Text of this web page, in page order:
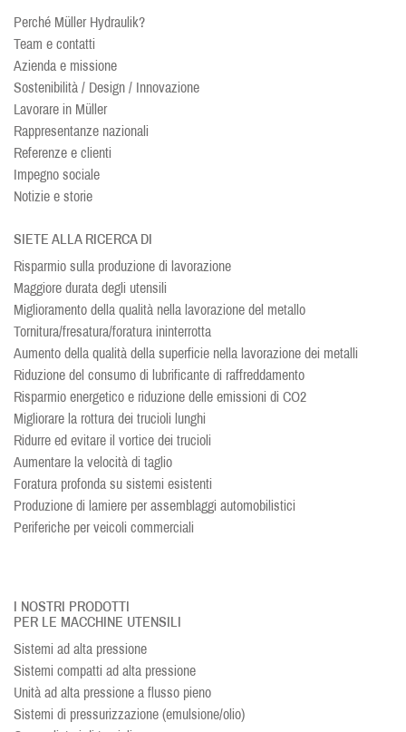
Perché Müller Hydraulik?
Team e contatti
Azienda e missione
Sostenibilità / Design / Innovazione
Lavorare in Müller
Rappresentanze nazionali
Referenze e clienti
Impegno sociale
Notizie e storie
SIETE ALLA RICERCA DI
Risparmio sulla produzione di lavorazione
Maggiore durata degli utensili
Miglioramento della qualità nella lavorazione del metallo
Tornitura/fresatura/foratura ininterrotta
Aumento della qualità della superficie nella lavorazione dei metalli
Riduzione del consumo di lubrificante di raffreddamento
Risparmio energetico e riduzione delle emissioni di CO2
Migliorare la rottura dei trucioli lunghi
Ridurre ed evitare il vortice dei trucioli
Aumentare la velocità di taglio
Foratura profonda su sistemi esistenti
Produzione di lamiere per assemblaggi automobilistici
Periferiche per veicoli commerciali
I NOSTRI PRODOTTI
PER LE MACCHINE UTENSILI
Sistemi ad alta pressione
Sistemi compatti ad alta pressione
Unità ad alta pressione a flusso pieno
Sistemi di pressurizzazione (emulsione/olio)